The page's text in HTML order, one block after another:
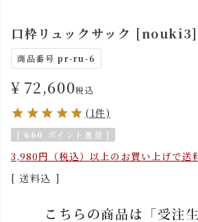
口枠リュックサック [nouki3]
商品番号 pr-ru-6
¥ 72,600税込
(1件)
[ 660 ポイント進呈 ]
3,980円（税込）以上のお買い上げで送
送料込